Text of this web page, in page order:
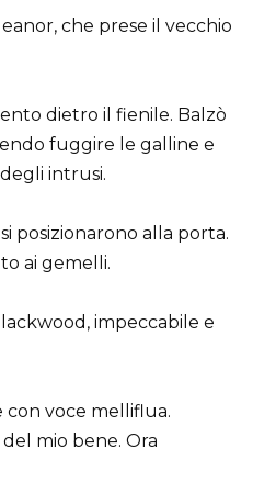
che prese il vecchio
dietro il fienile. Balzò
fuggire le galline e
intrusi.
posizionarono alla porta.
ai gemelli.
impeccabile e
con voce melliflua.
mio bene. Ora